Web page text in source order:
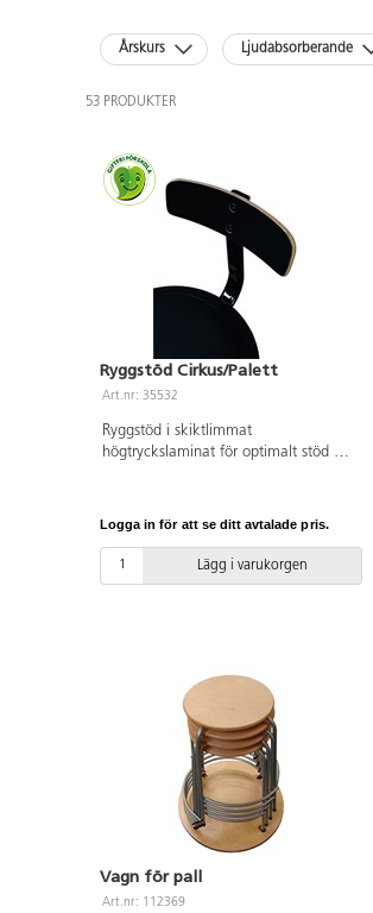
Årskurs Ljudabsorberande
53 PRODUKTER
Ryggstöd Cirkus/Palett
Art.nr: 35532
Ryggstöd i skiktlimmat
högtryckslaminat för optimalt stöd av
Logga in för att se ditt avtalade pris.
Lägg i varukorgen
Vagn för pall
Art.nr: 112369